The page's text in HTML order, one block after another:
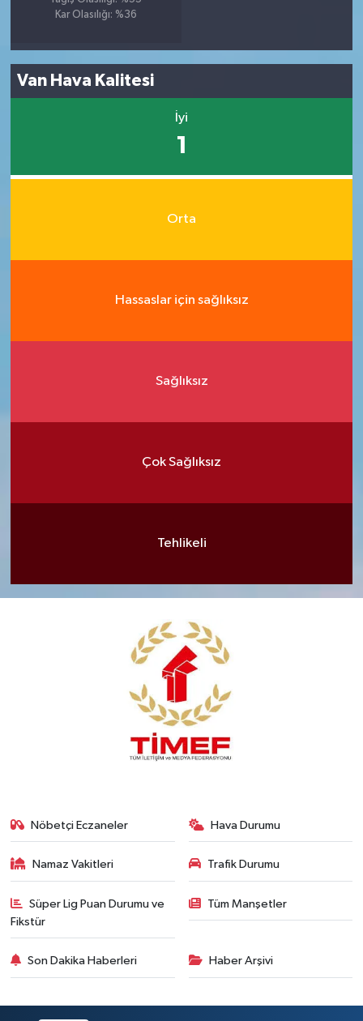
Kar Olasılığı: %36
Van Hava Kalitesi
İyi
1
Orta
Hassaslar için sağlıksız
Sağlıksız
Çok Sağlıksız
Tehlikeli
Nöbetçi Eczaneler Hava Durumu
Namaz Vakitleri Trafik Durumu
Süper Lig Puan Durumu ve
Fikstür
Tüm Manşetler
Son Dakika Haberleri Haber Arşivi